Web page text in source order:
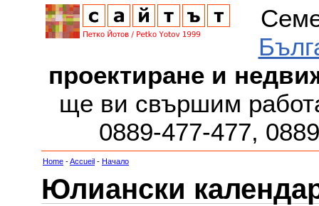
проектиране и
ще ви свършим
0889-477-477,
Home -Accueil - Начало
Юлиански